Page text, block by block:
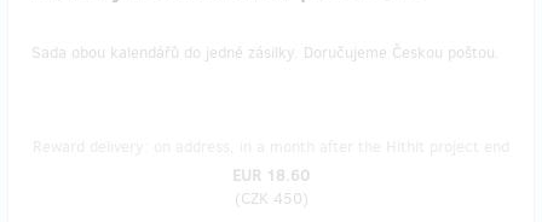
Sada obou kalendářů do jedné zásilky. Doručujeme Českou poštou.
EUR 18.60
(CZK 450)